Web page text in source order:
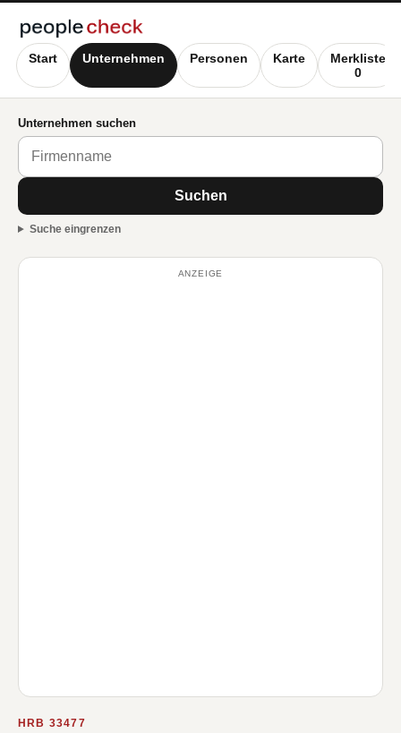
Start Unternehmen Personen Karte
Merkliste
0
Unternehmen suchen
Suchen
Suche eingrenzen
ANZEIGE
HRB 33477